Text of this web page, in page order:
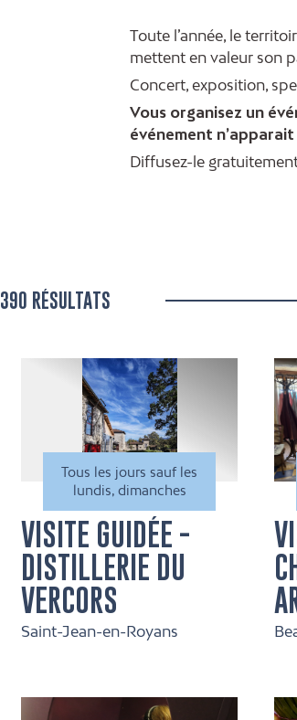
Toute l’année, le
mettent en valeur son
Concert, exposition,
Vous organisez un
événement n’apparait
Diffusez-le
390 RÉSULTATS
Tous les jours sauf les
lundis, dimanches
VISITE GUIDÉE -
DISTILLERIE DU
VERCORS
Saint-Jean-en-Royans